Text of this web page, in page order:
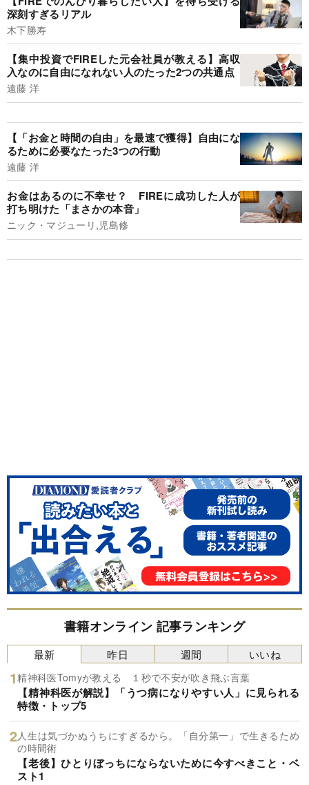
深刻すぎるリアル
木下勝寿
【集中投資でFIREした元会社員が教える】高収
入なのに自由になれない人のたった2つの共通点
遠藤 洋
【「お金と時間の自由」を最速で獲得】自由にな
るために必要なたった3つの行動
遠藤 洋
お金はあるのに不幸せ？ FIREに成功した人が
打ち明けた「まさかの本音」
ニック・マジューリ,児島修
書籍オンライン 記事ランキング
最新
精神科医Tomyが教える １秒で不安が吹き飛ぶ言葉
【精神科医が解説】「うつ病になりやすい人」に見られる
特徴・トップ5
人生は気づかぬうちにすぎるから。「自分第一」で生きるため
の時間術
【老後】ひとりぼっちにならないために今すべきこと・ベ
スト1
昨日 週間 いいね